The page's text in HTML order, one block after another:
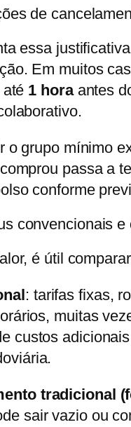
de
essa
Em muitos
1 horaantes
o grupo mínimo
passa a
conforme
convencionais e
é útil
: tarifas fixas,
muitas
custos
tradicional
sair vazio ou